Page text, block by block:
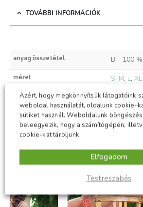
TOVÁBBI INFORMÁCIÓK
anyagösszetétel B – 100
méret S, M, L,XL
szín fehér
KAPCSOLÓDÓ TERMÉKEK
Azért, hogy megkönnyítsük látogatóink
weboldal használatát, oldalunk cookie-
sütiket használ. Weboldalunk
beleegyezik, hogy a számítógépén,
cookie-kat tároljunk.
Testreszabás
Elfogadom